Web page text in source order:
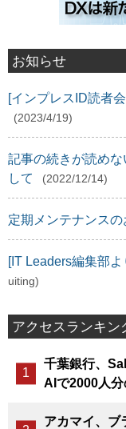
お知らせ
[インプレスID読者
(2023/4/19)
記事の続きが読め
して
(2022/12/14)
定期メンテナンス
[IT Leaders編集部
uiting)
アクセスランキン
千葉銀行、
AIで2000人
アカマイ、ブ